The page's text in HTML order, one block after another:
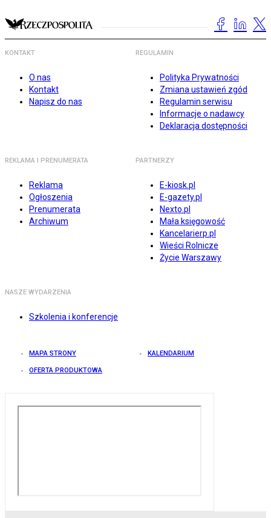
KONTAKT
O nas
Kontakt
Napisz do nas
REGULAMIN
Polityka Prywatności
Zmiana ustawień zgód
Regulamin serwisu
Informacje o nadawcy
Deklaracja dostępności
REKLAMA I PRENUMERATA
Reklama
Ogłoszenia
Prenumerata
Archiwum
PARTNERZY
E-kiosk.pl
E-gazety.pl
Nexto.pl
Mała księgowość
Kancelarierp.pl
Wieści Rolnicze
Życie Warszawy
NASZE WYDARZENIA
Szkolenia i konferencje
MAPA STRONY KALENDARIUM
OFERTA PRODUKTOWA